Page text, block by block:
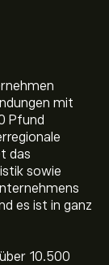
mit
Pfund
das
sowie
es ist in ganz
10.500